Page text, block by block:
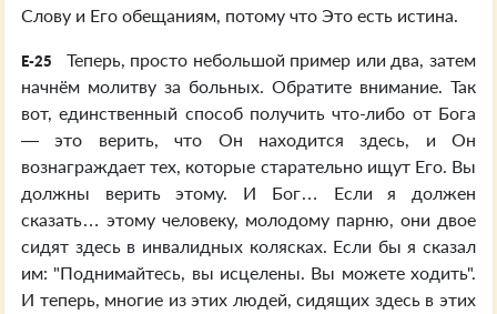
Слову и Его обещаниям, потому что Это есть истина.
E-25
Теперь, просто небольшой пример или два, затем
начнём молитву за больных. Обратите внимание. Так
вот, единственный способ получить что-либо от Бога
— это верить, что Он находится здесь, и Он
вознаграждает тех, которые старательно ищут Его. Вы
должны верить этому. И Бог… Если я должен
сказать… этому человеку, молодому парню, они двое
сидят здесь в инвалидных колясках. Если бы я сказал
им: "Поднимайтесь, вы исцелены. Вы можете ходить".
И теперь, многие из этих людей, сидящих здесь в этих